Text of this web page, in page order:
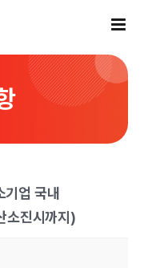
업 국내
소진시까지)